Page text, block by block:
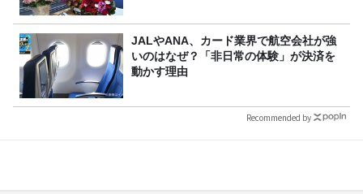
JALやANA、カード業界で航空会社が強
いのはなぜ？「非日常の体験」が決済を
動かす理由
Recommended by